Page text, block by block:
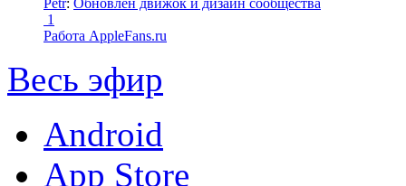
Petr: Обновлен движок и дизайн сообщества
1
Работа AppleFans.ru
Весь эфир
Android
App Store